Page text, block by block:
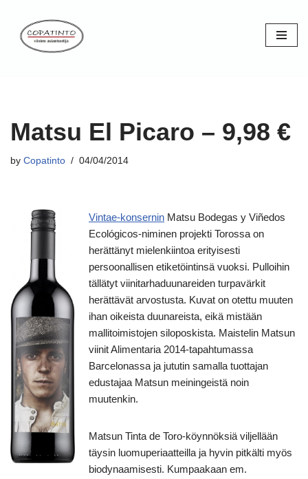
Skip
Matsu El Picaro – 9,98 €
by Copatinto 04/04/2014
Vintae-konsernin Matsu Bodegas y Viñedos
Ecológicos-niminen projekti Torossa on
herättänyt mielenkiintoa erityisesti
persoonallisen etiketöintinsä vuoksi. Pulloihin
tällätyt viinitarhaduunareiden turpavärkit
herättävät arvostusta. Kuvat on otettu muuten
ihan oikeista duunareista, eikä mistään
mallitoimistojen siloposkista. Maistelin Matsun
viinit Alimentaria 2014-tapahtumassa
Barcelonassa ja jututin samalla tuottajan
edustajaa Matsun meiningeistä noin
muutenkin.
Matsun Tinta de Toro-köynnöksiä viljellään
täysin luomuperiaatteilla ja hyvin pitkälti myös
biodynaamisesti. Kumpaakaan em.